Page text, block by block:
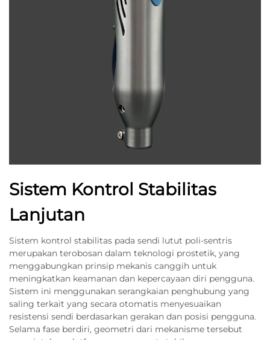
Sistem Kontrol Stabilitas
Lanjutan
Sistem kontrol stabilitas pada sendi lutut poli-sentris
merupakan terobosan dalam teknologi prostetik, yang
menggabungkan prinsip mekanis canggih untuk
meningkatkan keamanan dan kepercayaan diri pengguna.
Sistem ini menggunakan serangkaian penghubung yang
saling terkait yang secara otomatis menyesuaikan
resistensi sendi berdasarkan gerakan dan posisi pengguna.
Selama fase berdiri, geometri dari mekanisme tersebut